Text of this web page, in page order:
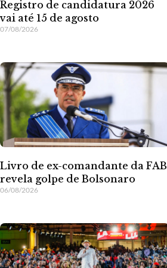
Registro de candidatura 2026
vai até 15 de agosto
07/08/2026
Livro de ex-comandante da FAB
revela golpe de Bolsonaro
06/08/2026